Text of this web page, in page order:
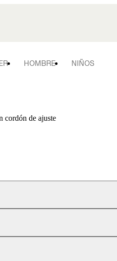
HOMBRE NIÑOS
cordón de ajuste